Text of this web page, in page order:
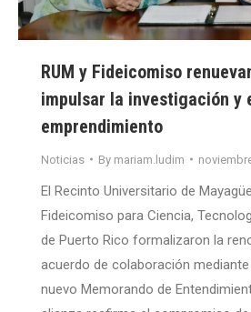
RUM y Fideicomiso
impulsar la investigación y
emprendimiento
Noticias By mariam.ludim
El Recinto Universitario de
Fideicomiso para Ciencia,
de Puerto Rico formalizaron la
acuerdo de colaboración
nuevo Memorando de